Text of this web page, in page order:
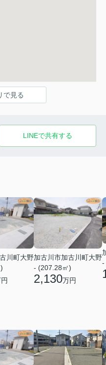
で見る
LINEで共有する
川町大野加古川市加古川町大野
- (207.28㎡)
2,130万円
-